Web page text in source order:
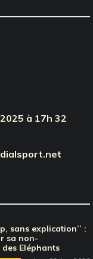
à 17h 32
sans explication’’ :
sa non-
Eléphants